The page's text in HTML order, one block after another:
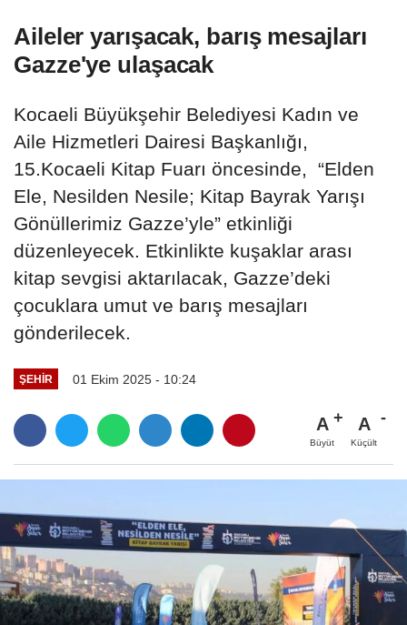
Aileler yarışacak, barış mesajları
Gazze'ye ulaşacak
Kocaeli Büyükşehir Belediyesi Kadın ve
Aile Hizmetleri Dairesi Başkanlığı,
15.Kocaeli Kitap Fuarı öncesinde, “Elden
Ele, Nesilden Nesile; Kitap Bayrak Yarışı
Gönüllerimiz Gazze’yle” etkinliği
düzenleyecek. Etkinlikte kuşaklar arası
kitap sevgisi aktarılacak, Gazze’deki
çocuklara umut ve barış mesajları
gönderilecek.
ŞEHIR 01 Ekim 2025 - 10:24
A
Büyüt
A
Küçült